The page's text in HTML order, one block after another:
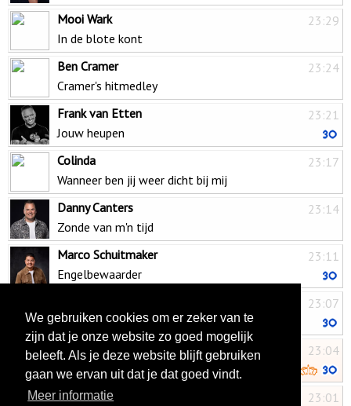
23:29
Mooi Wark
In de blote kont
23:24
Ben Cramer
Cramer's hitmedley
23:21
Frank van Etten
Jouw heupen
23:17
Colinda
Wanneer ben jij weer dicht bij mij
23:14
Danny Canters
Zonde van m'n tijd
23:11
Marco Schuitmaker
Engelbewaarder
23:07
Aan het strand van Porto Rico
23:04
Raymon Hermans
Geef mij maar de schuld
23:01
Jan Smit
We gebruiken cookies om er zeker van te
zijn dat je onze website zo goed mogelijk
beleeft. Als je deze website blijft gebruiken
gaan we ervan uit dat je dat goed vindt.
Meer informatie